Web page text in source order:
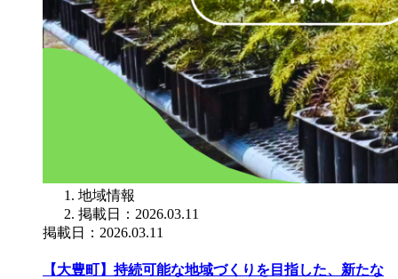
地域情報
掲載日：2026.03.11
掲載日：2026.03.11
【大豊町】持続可能な地域づくりを目指した、新たな